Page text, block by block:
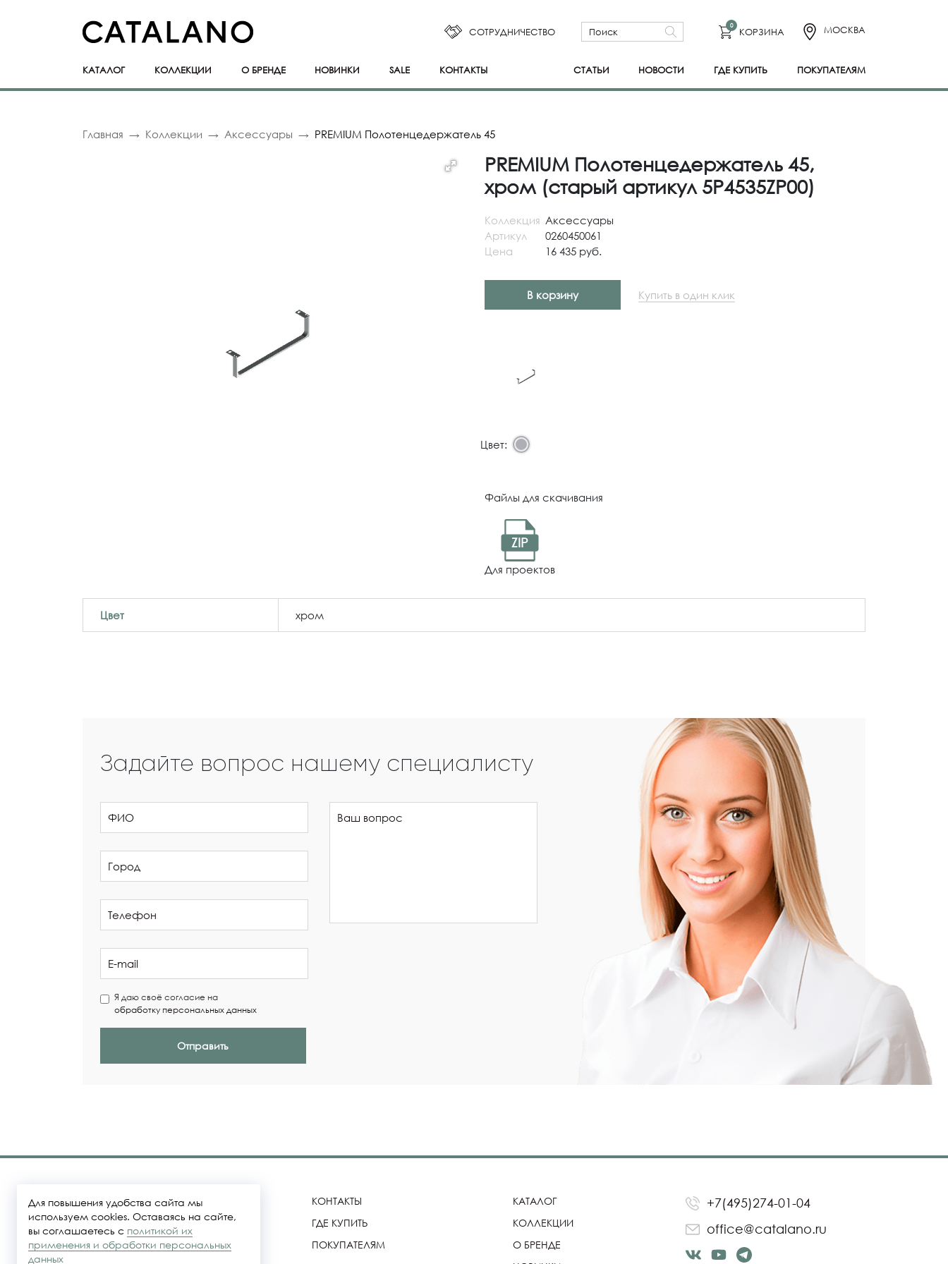
СОТРУДНИЧЕСТВО
0
КОРЗИНА МОСКВА
КАТАЛОГ КОЛЛЕКЦИИ О БРЕНДЕ НОВИНКИ SALE КОНТАКТЫ СТАТЬИ НОВОСТИ ГДЕ КУПИТЬ ПОКУПАТЕЛЯМ
Главная Коллекции Аксессуары PREMIUM Полотенцедержатель 45
PREMIUM Полотенцедержатель 45,
хром (старый артикул 5P4535ZP00)
Коллекция Аксессуары
Артикул
0260450061
Цена
16 435 руб.
В корзину Купить в один клик
Цвет:
Файлы для скачивания
ZIP
Для проектов
Цвет хром
Задайте вопрос нашему специалисту
Я даю своё согласие на
обработку персональных данных
Отправить
Политика конфидециальности
КОНТАКТЫ
ГДЕ КУПИТЬ
ПОКУПАТЕЛЯМ
КАТАЛОГ
КОЛЛЕКЦИИ
О БРЕНДЕ
+7(495)274-01-04
office@catalano.ru
Для повышения удобства сайта мы
используем cookies. Оставаясь на сайте,
вы соглашаетесь с политикой их
применения и обработки персональных
данных